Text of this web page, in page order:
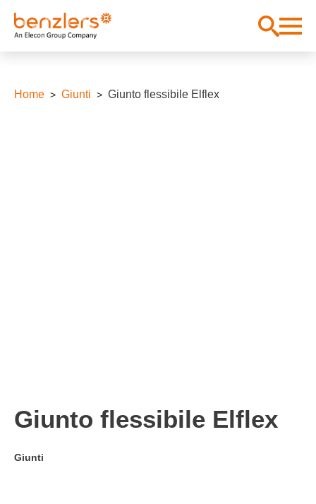
Home Giunti Giunto flessibile Elflex
Giunto flessibile Elflex
Giunti